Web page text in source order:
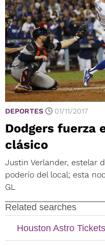
DEPORTES 01/11/2017
Dodgers fuerza
clásico
Justin Verlander, estelar
poderío del local; esta
GL